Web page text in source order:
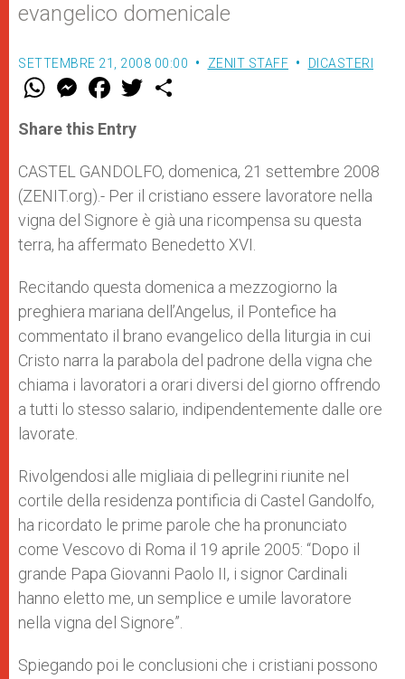
evangelico domenicale
SETTEMBRE 21, 2008 00:00 ZENIT STAFF DICASTERI
W
t
s
p
p
M
e
s
e
g
e
r
F
a
e
b
o
k
w
r
Share this Entry
CASTEL GANDOLFO, domenica, 21 settembre 2008
(ZENIT.org).- Per il cristiano essere lavoratore nella
vigna del Signore è già una ricompensa su questa
terra, ha affermato Benedetto XVI.
Recitando questa domenica a mezzogiorno la
preghiera mariana dell’Angelus, il Pontefice ha
commentato il brano evangelico della liturgia in cui
Cristo narra la parabola del padrone della vigna che
chiama i lavoratori a orari diversi del giorno offrendo
a tutti lo stesso salario, indipendentemente dalle ore
lavorate.
Rivolgendosi alle migliaia di pellegrini riunite nel
cortile della residenza pontificia di Castel Gandolfo,
ha ricordato le prime parole che ha pronunciato
come Vescovo di Roma il 19 aprile 2005: “Dopo il
grande Papa Giovanni Paolo II, i signor Cardinali
hanno eletto me, un semplice e umile lavoratore
nella vigna del Signore”.
Spiegando poi le conclusioni che i cristiani possono